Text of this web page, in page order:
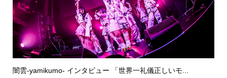
闇雲-yamikumo- インタビュー 「世界一礼儀正しいモ...